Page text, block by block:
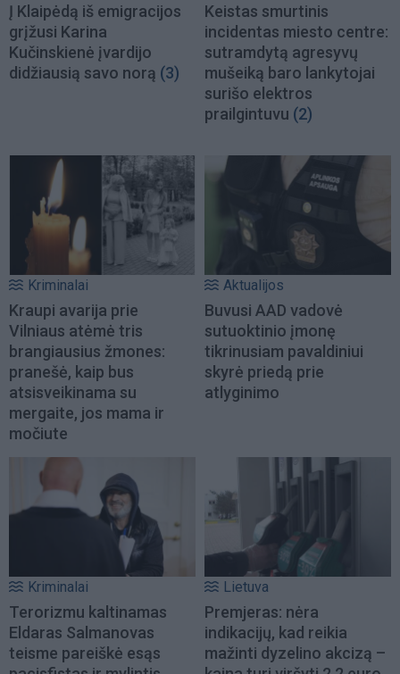
Į Klaipėdą iš emigracijos
grįžusi Karina
Kučinskienė įvardijo
didžiausią savo norą (3)
Keistas smurtinis
incidentas miesto centre:
sutramdytą agresyvų
mušeiką baro lankytojai
surišo elektros
prailgintuvu (2)
Kriminalai
Kraupi avarija prie
Vilniaus atėmė tris
brangiausius žmones:
pranešė, kaip bus
atsisveikinama su
mergaite, jos mama ir
močiute
Aktualijos
Buvusi AAD vadovė
sutuoktinio įmonę
tikrinusiam pavaldiniui
skyrė priedą prie
atlyginimo
Kriminalai
Terorizmu kaltinamas
Eldaras Salmanovas
teisme pareiškė esąs
Lietuva
Premjeras: nėra
indikacijų, kad reikia
mažinti dyzelino akcizą –